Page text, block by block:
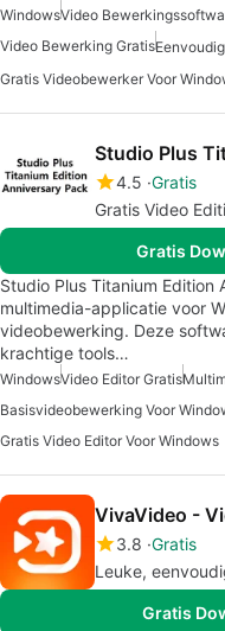
WindowsVideo
Video Bewerking Gratis
Gratis Videobewerker Voor
Studio Plus
4.5 Gratis
Gratis Video
Gratis
Studio Plus Titanium Edition
multimedia-applicatie voor
videobewerking. Deze
krachtige tools…
WindowsVideo Editor Gratis
Basisvideobewerking Voor
Gratis Video Editor Voor Windows
VivaVideo -
3.8 Gratis
Leuke,
Gratis